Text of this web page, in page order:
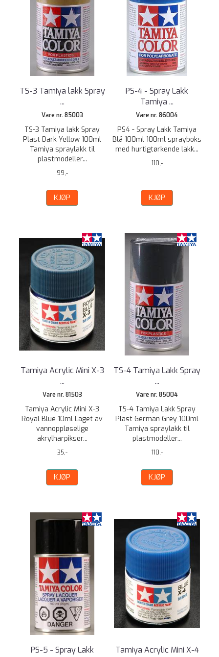
TS-3 Tamiya lakk Spray
...
Vare nr. 85003
TS-3 Tamiya lakk Spray
Plast Dark Yellow 100ml
Tamiya spraylakk til
plastmodeller...
99,-
KJØP
PS-4 - Spray Lakk
Tamiya ...
Vare nr. 86004
PS4 - Spray Lakk Tamiya
Blå 100ml 100ml sprayboks
med hurtigtørkende lakk...
110,-
KJØP
Tamiya Acrylic Mini X-3
...
Vare nr. 81503
Tamiya Acrylic Mini X-3
Royal Blue 10ml Laget av
vannoppløselige
akrylharpikser...
35,-
KJØP
TS-4 Tamiya Lakk Spray
...
Vare nr. 85004
TS-4 Tamiya Lakk Spray
Plast German Grey 100ml
Tamiya spraylakk til
plastmodeller...
110,-
KJØP
PS-5 - Spray Lakk
Tamiya Acrylic Mini X-4